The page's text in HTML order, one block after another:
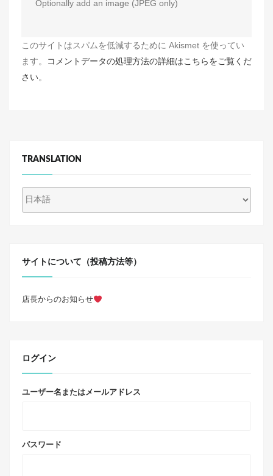
Optionally add an image (JPEG only)
このサイトはスパムを低減するために Akismet を使ってい
ます。
コメントデータの処理方法の詳細はこちらをご覧くだ
さい。
TRANSLATION
サイトについて（投稿方法等）
店長からのお知らせ
ログイン
ユーザー名またはメールアドレス
パスワード